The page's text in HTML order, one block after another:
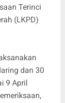
Terinci
(LKPD)
dan 30
9 April